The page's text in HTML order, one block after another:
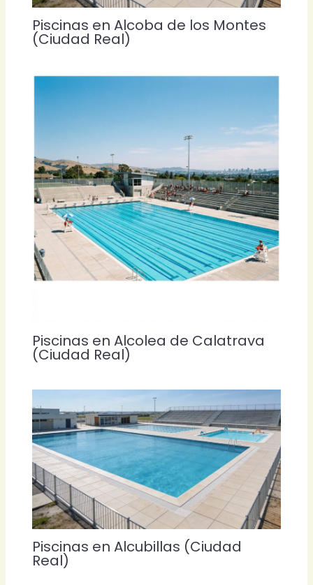
Piscinas en Alcoba de los Montes
(Ciudad Real)
Piscinas en Alcolea de Calatrava
(Ciudad Real)
Piscinas en Alcubillas (Ciudad
Real)